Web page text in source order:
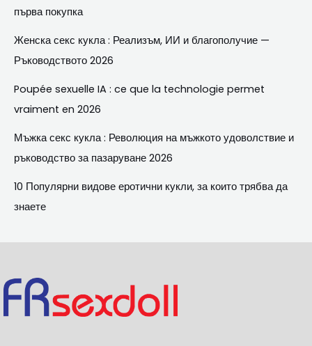
първа покупка
Женска секс кукла : Реализъм, ИИ и благополучие —
Ръководството 2026
Poupée sexuelle IA : ce que la technologie permet
vraiment en 2026
Мъжка секс кукла : Революция на мъжкото удоволствие и
ръководство за пазаруване 2026
10 Популярни видове еротични кукли, за които трябва да
знаете